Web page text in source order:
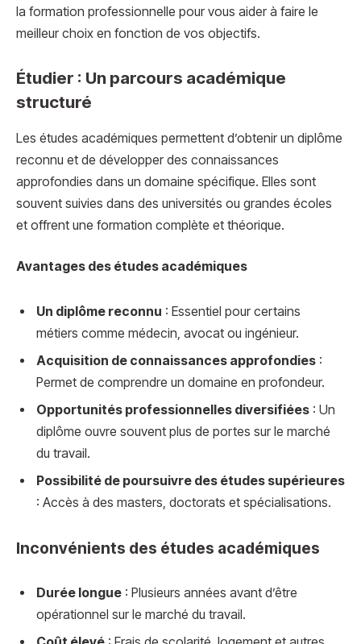
la formation professionnelle pour vous aider à faire le
meilleur choix en fonction de vos objectifs.
Étudier : Un parcours académique
structuré
Les études académiques permettent d’obtenir un diplôme
reconnu et de développer des connaissances
approfondies dans un domaine spécifique. Elles sont
souvent suivies dans des universités ou grandes écoles
et offrent une formation complète et théorique.
Avantages des études académiques
Un diplôme reconnu : Essentiel pour certains
métiers comme médecin, avocat ou ingénieur.
Acquisition de connaissances approfondies :
Permet de comprendre un domaine en profondeur.
Opportunités professionnelles diversifiées : Un
diplôme ouvre souvent plus de portes sur le marché
du travail.
Possibilité de poursuivre des études supérieures
: Accès à des masters, doctorats et spécialisations.
Inconvénients des études académiques
Durée longue : Plusieurs années avant d’être
opérationnel sur le marché du travail.